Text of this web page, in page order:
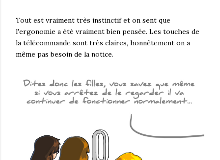
Tout est vraiment très instinctif et on sent que
l'ergonomie a été vraiment bien pensée. Les touches de
la télécommande sont très claires, honnêtement on a
même pas besoin de la notice.